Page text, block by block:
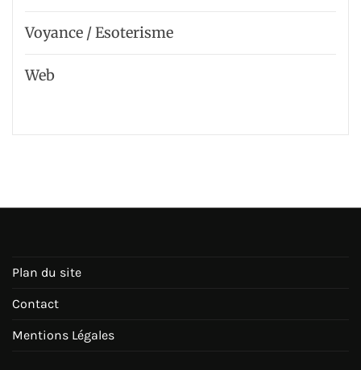
Voyance / Esoterisme
Web
Plan du site
Contact
Mentions Légales